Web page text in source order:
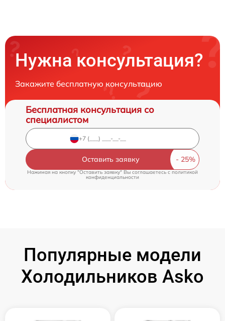
Нужна консультация?
Закажите бесплатную консультацию
Бесплатная консультация со
специалистом
Оставить заявку
Нажимая на кнопку "Оставить заявку" Вы соглашаетесь cполитикой
конфиденциальности
Популярные модели
Холодильников Asko